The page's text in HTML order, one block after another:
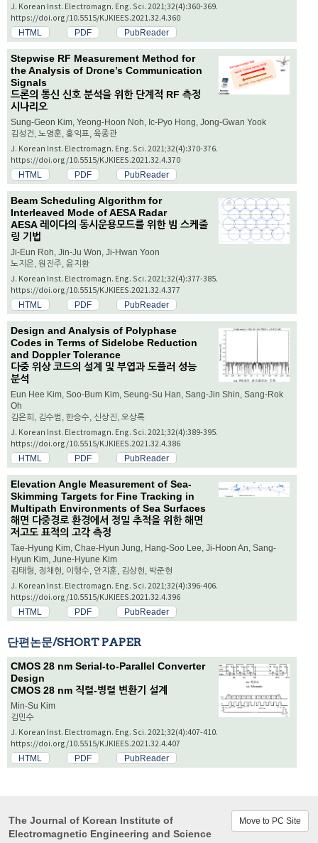
J. Korean Inst. Electromagn. Eng. Sci. 2021;32(4):360-369.
https://doi.org/10.5515/KJKIEES.2021.32.4.360
HTML PDF PubReader
Stepwise RF Measurement Method for
the Analysis of Drone’s Communication
Signals
드론의 통신 신호 분석을 위한 단계적 RF 측정
시나리오
Sung-Geon Kim, Yeong-Hoon Noh, Ic-Pyo Hong, Jong-Gwan Yook
김성건, 노영훈, 홍익표, 육종관
J. Korean Inst. Electromagn. Eng. Sci. 2021;32(4):370-376.
https://doi.org/10.5515/KJKIEES.2021.32.4.370
HTML PDF PubReader
Beam Scheduling Algorithm for
Interleaved Mode of AESA Radar
AESA 레이다의 동시운용모드를 위한 빔 스케줄
링 기법
Ji-Eun Roh, Jin-Ju Won, Ji-Hwan Yoon
노지은, 원진주, 윤지환
J. Korean Inst. Electromagn. Eng. Sci. 2021;32(4):377-385.
https://doi.org/10.5515/KJKIEES.2021.32.4.377
HTML PDF PubReader
Design and Analysis of Polyphase
Codes in Terms of Sidelobe Reduction
and Doppler Tolerance
다중 위상 코드의 설계 및 부엽과 도플러 성능
분석
Eun Hee Kim, Soo-Bum Kim, Seung-Su Han, Sang-Jin Shin, Sang-Rok
Oh
김은희, 김수범, 한승수, 신상진, 오상록
J. Korean Inst. Electromagn. Eng. Sci. 2021;32(4):389-395.
https://doi.org/10.5515/KJKIEES.2021.32.4.386
HTML PDF PubReader
Elevation Angle Measurement of Sea-
Skimming Targets for Fine Tracking in
Multipath Environments of Sea Surfaces
해면 다중경로 환경에서 정밀 추적을 위한 해면
저고도 표적의 고각 측정
Tae-Hyung Kim, Chae-Hyun Jung, Hang-Soo Lee, Ji-Hoon An, Sang-
Hyun Kim, June-Hyune Kim
김태형, 정채현, 이행수, 안지훈, 김상현, 박준현
J. Korean Inst. Electromagn. Eng. Sci. 2021;32(4):396-406.
https://doi.org/10.5515/KJKIEES.2021.32.4.396
HTML PDF PubReader
단편논문/SHORT PAPER
CMOS 28 nm Serial-to-Parallel Converter
Design
CMOS 28 nm 직렬-병렬 변환기 설계
Min-Su Kim
김민수
J. Korean Inst. Electromagn. Eng. Sci. 2021;32(4):407-410.
https://doi.org/10.5515/KJKIEES.2021.32.4.407
HTML PDF PubReader
The Journal of Korean Institute of
Electromagnetic Engineering and Science
Move to PC Site